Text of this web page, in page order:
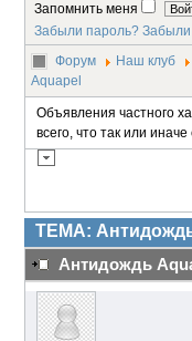
Запомнить меня
Забыли пароль? Забыли
Форум
Наш клуб
Aquapel
Объявления частного
всего, что так или
ТЕМА:
Антидождь